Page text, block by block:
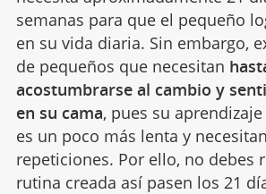
semanas para que el pequeño
en su vida diaria. Sin embargo,
de pequeños que necesitan
acostumbrarse al cambio y
en su cama, pues su
es un poco más lenta y
repeticiones. Por ello, no debes
rutina creada así pasen los 21